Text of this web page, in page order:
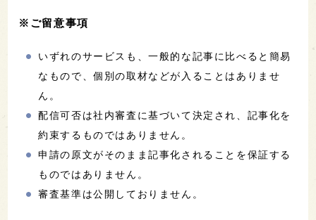
※ご留意事項
いずれのサービスも、一般的な記事に比べると簡易
なもので、個別の取材などが入ることはありませ
ん。
配信可否は社内審査に基づいて決定され、記事化を
約束するものではありません。
申請の原文がそのまま記事化されることを保証する
ものではありません。
審査基準は公開しておりません。